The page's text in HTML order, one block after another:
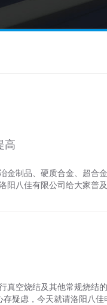
高
制品、硬质合金、超合金
阳八佳有限公司给大家
能保证设备的正常运行，
空烧结及其他常规烧结
存疑虑，今天就请洛阳